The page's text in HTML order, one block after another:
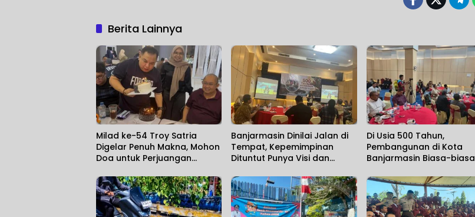
Berita Lainnya
Milad ke-54 Troy Satria
Digelar Penuh Makna, Mohon
Doa untuk Perjuangan
Banjarmasin Dinilai Jalan di
Tempat, Kepemimpinan
Dituntut Punya Visi dan
Di Usia 500 Tahun,
Pembangunan di Kota
Banjarmasin Biasa-biasa